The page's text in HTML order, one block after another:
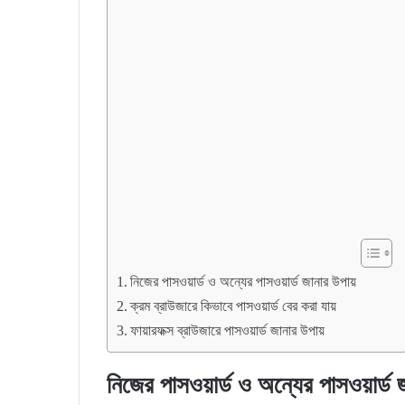
নিজের পাসওয়ার্ড ও অন্যের পাসওয়ার্ড জানার উপায়
ক্রম ব্রাউজারে কিভাবে পাসওয়ার্ড বের করা যায়
ফায়ারফক্স ব্রাউজারে পাসওয়ার্ড জানার উপায়
নিজের পাসওয়ার্ড ও অন্যের পাসওয়ার্ড